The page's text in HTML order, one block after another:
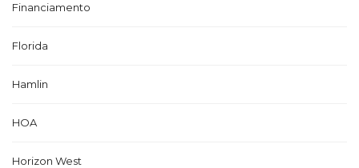
Financiamento
Florida
Hamlin
HOA
Horizon West